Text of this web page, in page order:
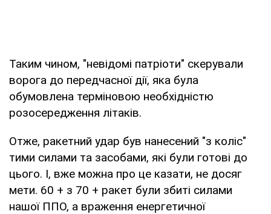
Таким чином, "невідомі патріоти" скерували
ворога до передчасної дії, яка була
обумовлена терміновою необхідністю
розосередження літаків.
Отже, ракетний удар був нанесений "з коліс"
тими силами та засобами, які були готові до
цього. І, вже можна про це казати, не досяг
мети. 60 + з 70 + ракет були збиті силами
нашої ППО, а враження енергетичної